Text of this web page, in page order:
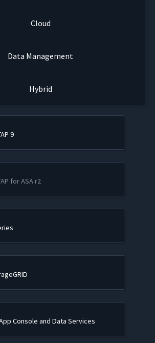
Cloud
Data Management
Hybrid
9
for ASA r2
Console and Data Services